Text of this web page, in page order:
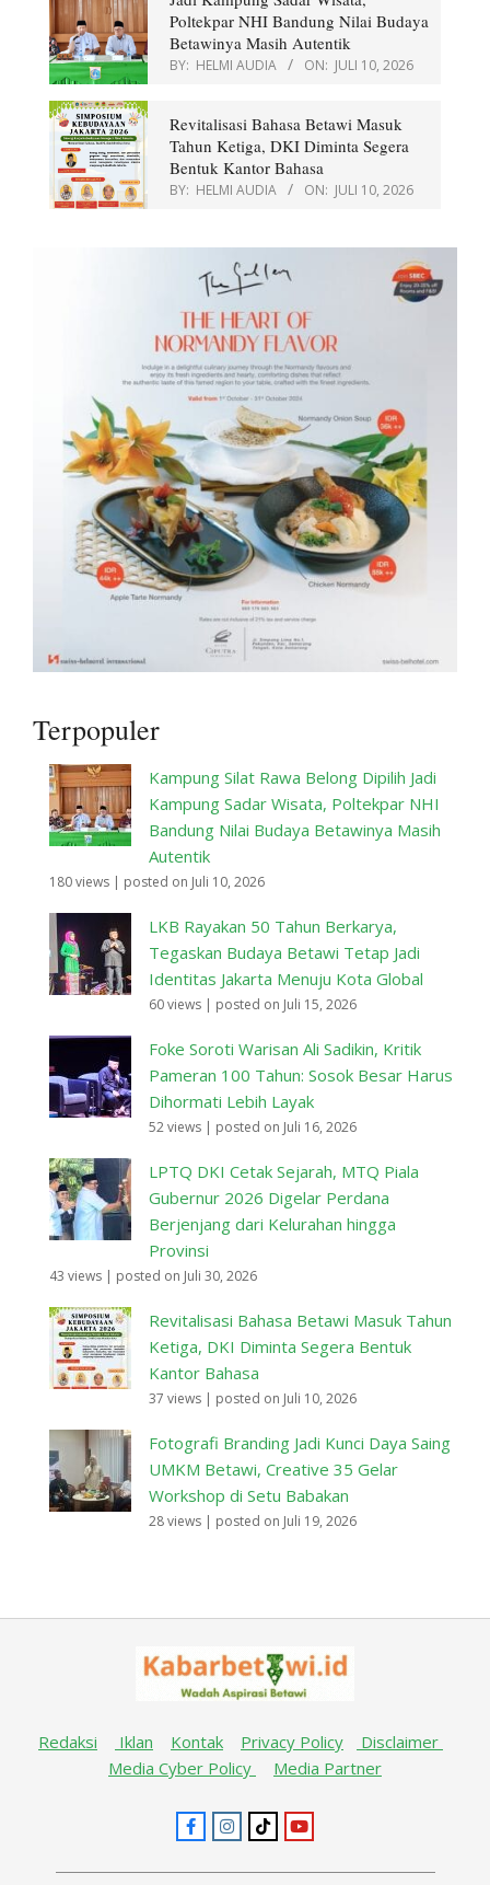
Poltekpar NHI Bandung Nilai Budaya
Betawinya Masih Autentik
BY: HELMI AUDIA ON: JULI 10, 2026
Revitalisasi Bahasa Betawi Masuk
Tahun Ketiga, DKI Diminta Segera
Bentuk Kantor Bahasa
BY: HELMI AUDIA ON: JULI 10, 2026
Terpopuler
Kampung Silat Rawa Belong Dipilih Jadi
Kampung Sadar Wisata, Poltekpar NHI
Bandung Nilai Budaya Betawinya Masih
Autentik
180 views | posted on Juli 10, 2026
LKB Rayakan 50 Tahun Berkarya,
Tegaskan Budaya Betawi Tetap Jadi
Identitas Jakarta Menuju Kota Global
60 views | posted on Juli 15, 2026
Foke Soroti Warisan Ali Sadikin, Kritik
Pameran 100 Tahun: Sosok Besar Harus
Dihormati Lebih Layak
52 views | posted on Juli 16, 2026
LPTQ DKI Cetak Sejarah, MTQ Piala
Gubernur 2026 Digelar Perdana
Berjenjang dari Kelurahan hingga
Provinsi
43 views | posted on Juli 30, 2026
Revitalisasi Bahasa Betawi Masuk Tahun
Ketiga, DKI Diminta Segera Bentuk
Kantor Bahasa
37 views | posted on Juli 10, 2026
Fotografi Branding Jadi Kunci Daya Saing
UMKM Betawi, Creative 35 Gelar
Workshop di Setu Babakan
28 views | posted on Juli 19, 2026
Redaksi Iklan Kontak Privacy Policy
Disclaimer
Media Cyber Policy
Media Partner